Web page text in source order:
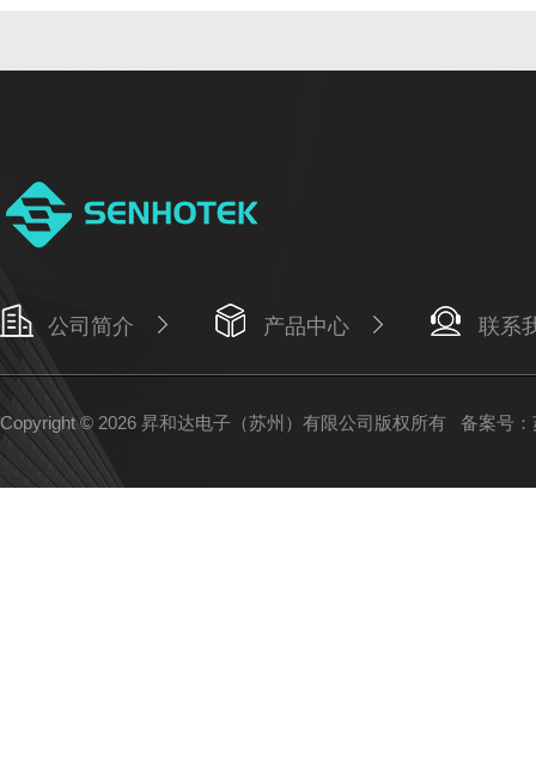
公司简介 产品中心 联系
Copyright © 2026 昇和达电子（苏州）有限公司版权所有 备案号：